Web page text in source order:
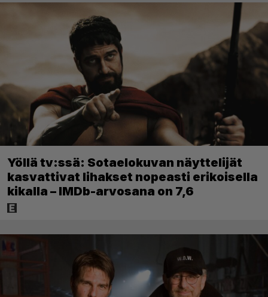
Yöllä tv:ssä: Sotaelokuvan näyttelijät
kasvattivat lihakset nopeasti erikoisella
kikalla – IMDb-arvosana on 7,6